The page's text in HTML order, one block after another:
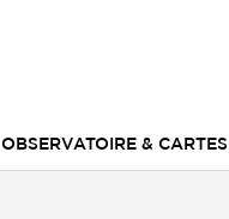
OBSERVATOIRE & CARTES